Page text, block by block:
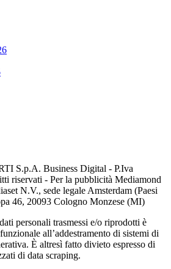
S.p.A. Business Digital - P.Iva
riservati - Per la pubblicità Mediamond
N.V., sede legale Amsterdam (Paesi
46, 20093 Cologno Monzese (MI)
personali trasmessi e/o riprodotti è
all’addestramento di sistemi di
È altresì fatto divieto espresso di
di data scraping.